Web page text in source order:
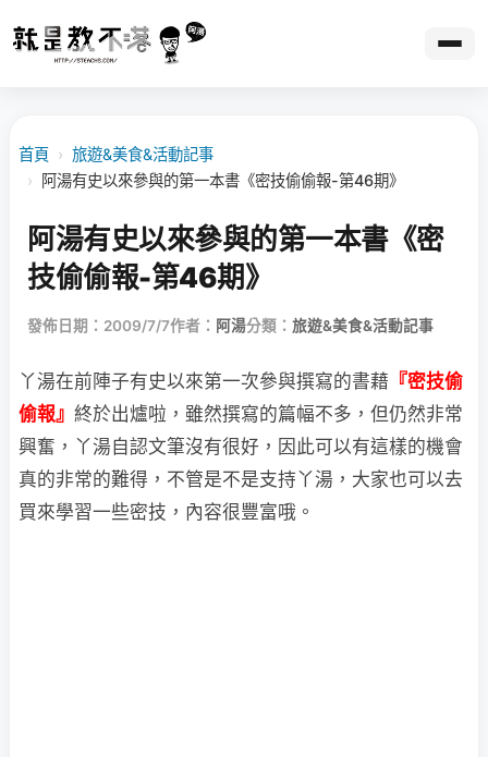
首頁 › 旅遊&美食&活動記事
›
阿湯有史以來參與的第一本書《密技偷偷報-第46期》
阿湯有史以來參與的第一本書《密
技偷偷報-第46期》
發佈日期：2009/7/7作者： 阿湯分類： 旅遊&美食&活動記事
丫湯在前陣子有史以來第一次參與撰寫的書藉 『密技偷
偷報』 終於出爐啦，雖然撰寫的篇幅不多，但仍然非常
興奮，丫湯自認文筆沒有很好，因此可以有這樣的機會
真的非常的難得，不管是不是支持丫湯，大家也可以去
買來學習一些密技，內容很豐富哦。